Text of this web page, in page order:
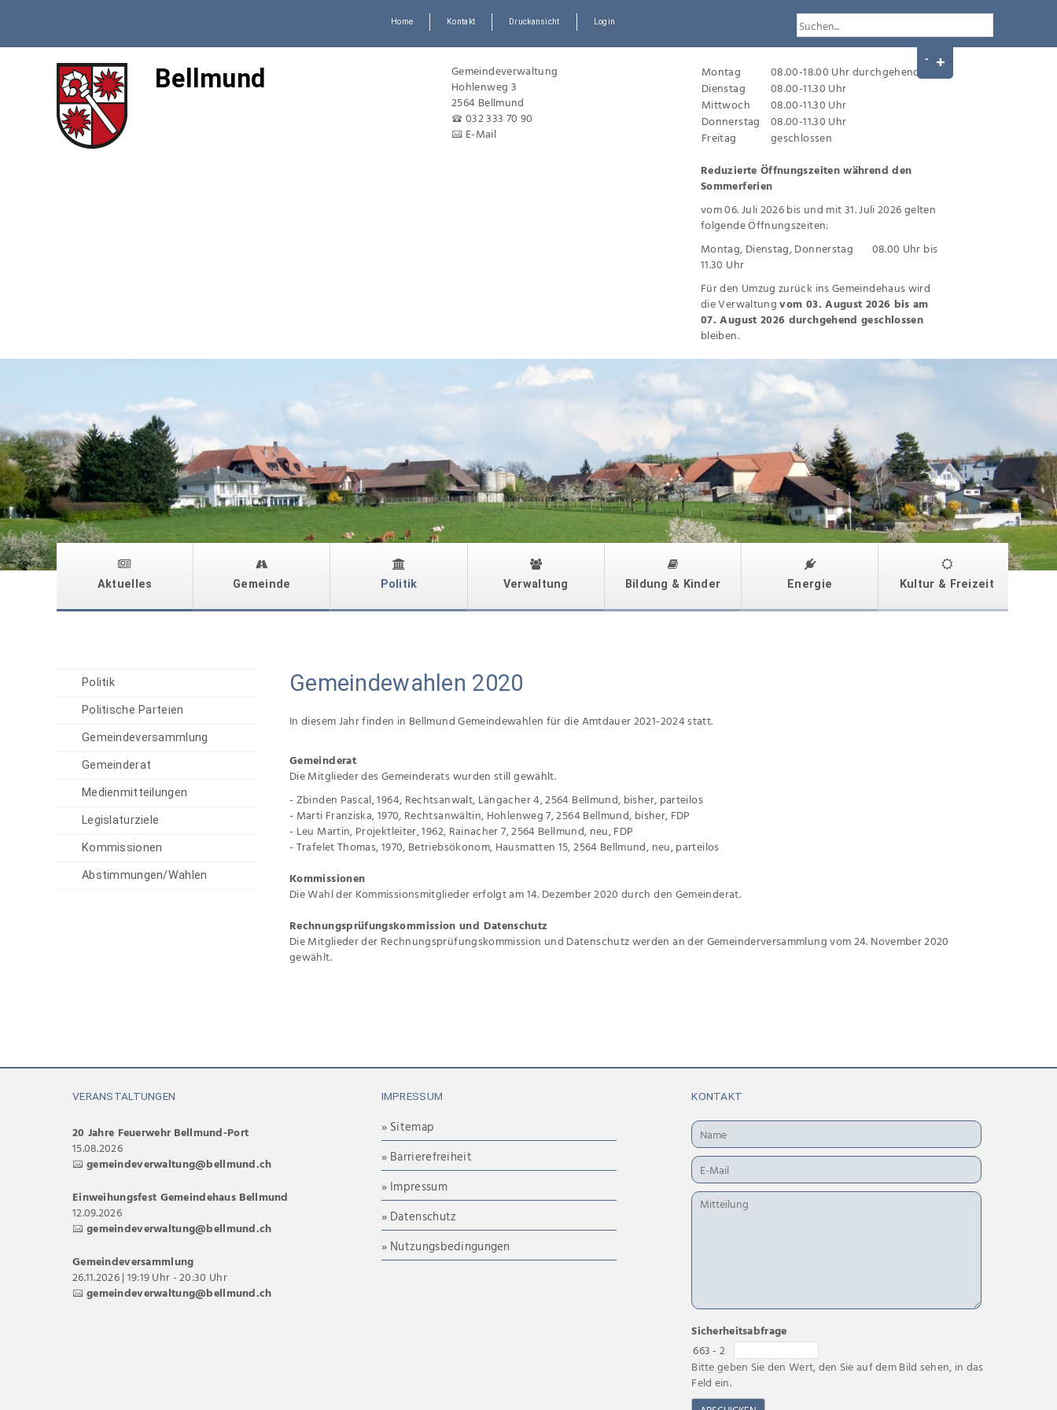
Home Kontakt Druckansicht Login
Bellmund
Gemeindeverwaltung
Hohlenweg 3
2564 Bellmund
032 333 70 90
E-Mail
Montag
08.00-18.00 Uhr durchgehend
Dienstag
08.00-11.30 Uhr
Mittwoch
08.00-11.30 Uhr
Donnerstag
08.00-11.30 Uhr
Freitag
geschlossen
Reduzierte Öffnungszeiten während den
Sommerferien
vom 06. Juli 2026 bis und mit 31. Juli 2026 gelten
folgende Öffnungszeiten:
Montag, Dienstag, Donnerstag 08.00 Uhr bis
11.30 Uhr
Für den Umzug zurück ins Gemeindehaus wird
die Verwaltungvom 03. August 2026 bis am
07. August 2026 durchgehend geschlossen
bleiben.
Aktuelles Gemeinde Politik Verwaltung Bildung & Kinder Energie Kultur & Freizeit
Politik
Politische Parteien
Gemeindeversammlung
Gemeinderat
Medienmitteilungen
Legislaturziele
Kommissionen
Abstimmungen/Wahlen
Gemeindewahlen 2020
In diesem Jahr finden in Bellmund Gemeindewahlen für die Amtdauer 2021-2024 statt.
Gemeinderat
Die Mitglieder des Gemeinderats wurden still gewählt.
- Zbinden Pascal, 1964, Rechtsanwalt, Längacher 4, 2564 Bellmund, bisher, parteilos
- Marti Franziska, 1970, Rechtsanwältin, Hohlenweg 7, 2564 Bellmund, bisher, FDP
- Leu Martin, Projektleiter, 1962, Rainacher 7, 2564 Bellmund, neu, FDP
- Trafelet Thomas, 1970, Betriebsökonom, Hausmatten 15, 2564 Bellmund, neu, parteilos
Kommissionen
Die Wahl der Kommissionsmitglieder erfolgt am 14. Dezember 2020 durch den Gemeinderat.
Rechnungsprüfungskommission und Datenschutz
Die Mitglieder der Rechnungsprüfungskommission und Datenschutz werden an der Gemeinderversammlung vom 24. November 2020
gewählt.
VERANSTALTUNGEN
20 Jahre Feuerwehr Bellmund-Port
15.08.2026
gemeindeverwaltung@bellmund.ch
Einweihungsfest Gemeindehaus Bellmund
12.09.2026
gemeindeverwaltung@bellmund.ch
Gemeindeversammlung
26.11.2026 | 19:19 Uhr - 20:30 Uhr
gemeindeverwaltung@bellmund.ch
IMPRESSUM
» Sitemap
» Barrierefreiheit
» Impressum
» Datenschutz
» Nutzungsbedingungen
KONTAKT
Sicherheitsabfrage
663 - 2
Bitte geben Sie den Wert, den Sie auf dem Bild sehen, in das
Feld ein.